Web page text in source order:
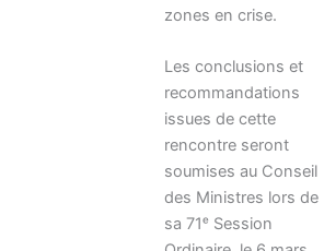
zones en crise.
Les conclusions et
recommandations
issues de cette
rencontre seront
soumises au Conseil
des Ministres lors de
sa 71ᵉ Session